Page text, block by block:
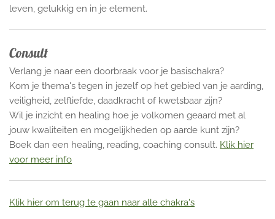
leven, gelukkig en in je element.
Consult
Verlang je naar een doorbraak voor je basischakra?
Kom je thema's tegen in jezelf op het gebied van je aarding,
veiligheid, zelfliefde, daadkracht of kwetsbaar zijn?
Wil je inzicht en healing hoe je volkomen geaard met al
jouw kwaliteiten en mogelijkheden op aarde kunt zijn?
Boek dan een healing, reading, coaching consult. Klik hier
voor meer info
Klik hier om terug te gaan naar alle chakra's